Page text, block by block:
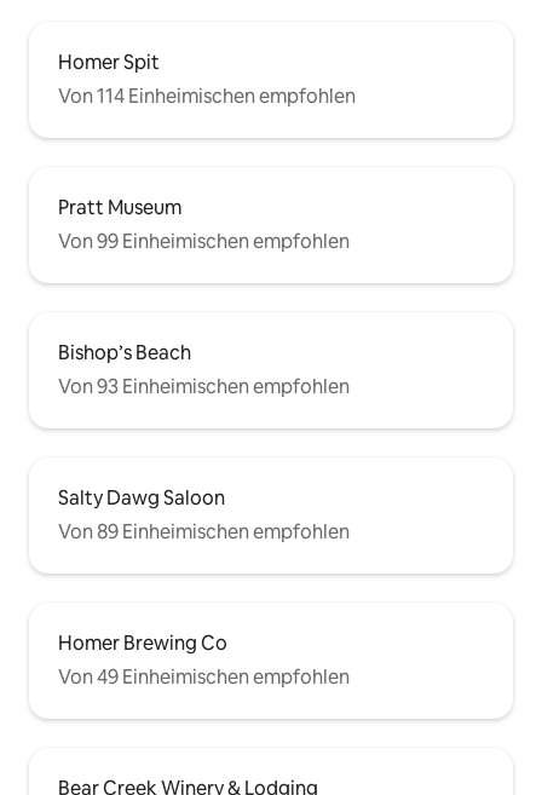
Homer Spit
Von 114 Einheimischen empfohlen
Pratt Museum
Von 99 Einheimischen empfohlen
Bishop’s Beach
Von 93 Einheimischen empfohlen
Salty Dawg Saloon
Von 89 Einheimischen empfohlen
Homer Brewing Co
Von 49 Einheimischen empfohlen
Bear Creek Winery & Lodging